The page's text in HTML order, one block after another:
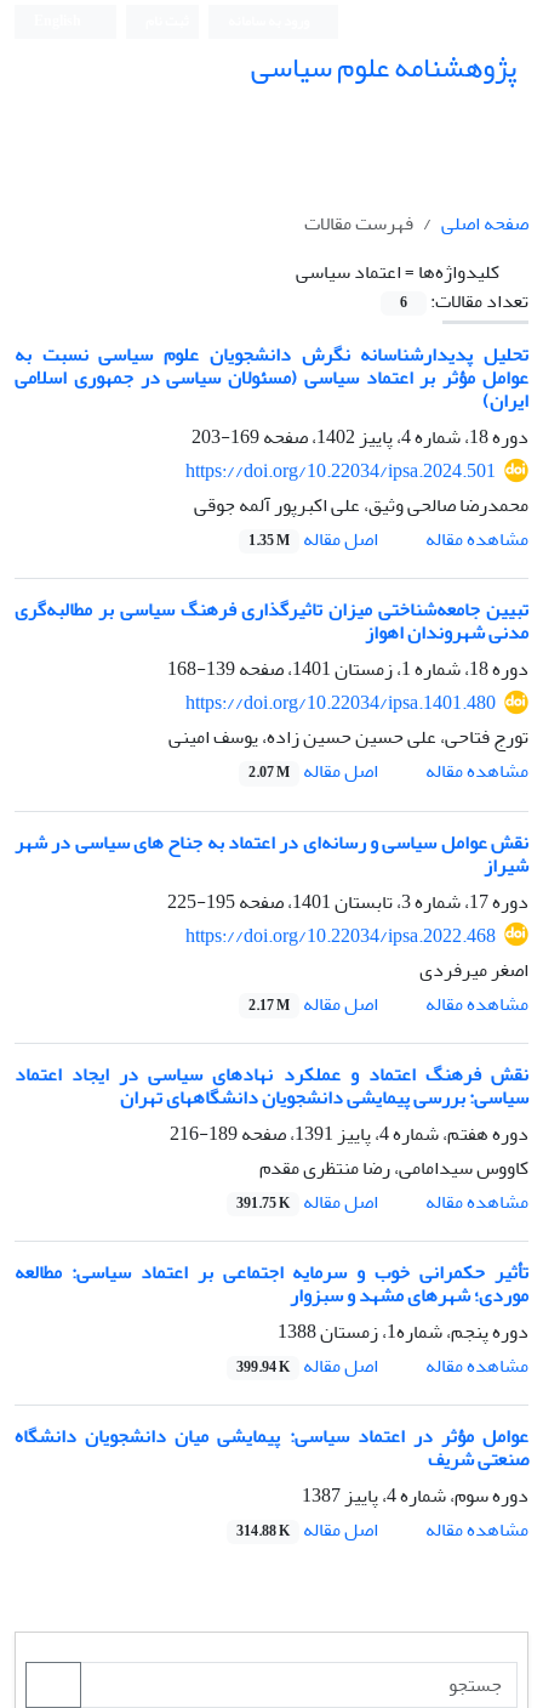
پژوهشنامه علوم سیاسی
صفحه اصلی
فهرست مقالات
کلیدواژه‌ها =اعتماد سیاسی
تعداد مقالات:
6
تحلیل پدیدارشناسانه نگرش دانشجویان علوم سیاسی نسبت به
عوامل مؤثر بر اعتماد سیاسی (مسئولان سیاسی در جمهوری اسلامی
ایران)
دوره 18، شماره 4، پاییز 1402، صفحه
169-203
https://doi.org/10.22034/ipsa.2024.501
محمدرضا صالحی وثیق، علی اکبرپور آلمه جوقی
مشاهده مقاله
اصل مقاله 1.35 M
تبیین جامعه‌شناختی میزان تاثیرگذاری فرهنگ سیاسی بر مطالبه‌گری
مدنی شهروندان اهواز
دوره 18، شماره 1، زمستان 1401، صفحه
139-168
https://doi.org/10.22034/ipsa.1401.480
تورج فتاحی، علی حسین حسین زاده، یوسف امینی
مشاهده مقاله
اصل مقاله 2.07 M
نقش عوامل سیاسی و رسانه‌ای در اعتماد به جناح های سیاسی در شهر
شیراز
دوره 17، شماره 3، تابستان 1401، صفحه
195-225
https://doi.org/10.22034/ipsa.2022.468
اصغر میرفردی
مشاهده مقاله
اصل مقاله 2.17 M
نقش فرهنگ اعتماد و عملکرد نهادهای سیاسی در ایجاد اعتماد
سیاسی: بررسی پیمایشی دانشجویان دانشگاههای تهران
دوره هفتم، شماره 4، پاییز 1391، صفحه
189-216
کاووس سیدامامی، رضا منتظری مقدم
مشاهده مقاله
اصل مقاله 391.75 K
تأثیر حکمرانی خوب و سرمایه اجتماعی بر اعتماد سیاسی: مطالعه
موردی؛ شهرهای مشهد و سبزوار
دوره پنجم، شماره1، زمستان 1388
مشاهده مقاله
اصل مقاله 399.94 K
عوامل مؤثر در اعتماد سیاسی: پیمایشی میان دانشجویان دانشگاه
صنعتی شریف
دوره سوم، شماره 4، پاییز 1387
مشاهده مقاله
اصل مقاله 314.88 K